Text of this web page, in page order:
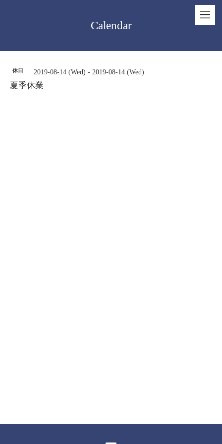
Calendar
休日 2019-08-14 (Wed) - 2019-08-14 (Wed)
夏季休業